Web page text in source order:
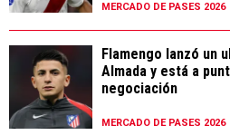
MERCADO DE PASES 2026
Flamengo lanzó un
Almada y está a
negociación
MERCADO DE PASES 2026